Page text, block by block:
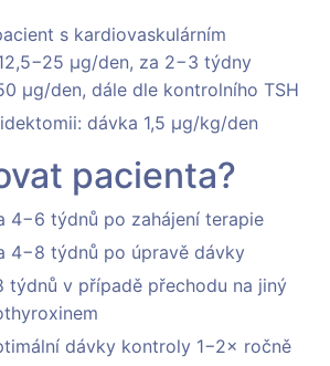
s kardiovaskulárním
μg/den, za 2−3 týdny
μg/den, dále dle kontrolního TSH
dávka 1,5 μg/kg/den
pacienta?
4−6 týdnů po zahájení terapie
4−8 týdnů po úpravě dávky
týdnů v případě přechodu na jiný
dávky kontroly 1−2× ročně